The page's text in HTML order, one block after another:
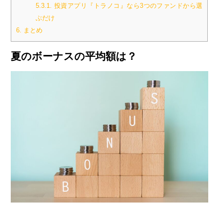
5.3.1.
投資アプリ『トラノコ』なら3つのファンドから選
ぶだけ
6.
まとめ
夏のボーナスの平均額は？